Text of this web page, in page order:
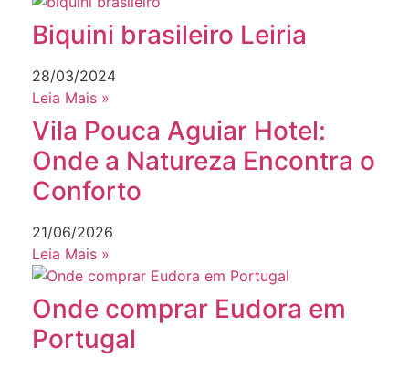
Biquini brasileiro Leiria
28/03/2024
Leia Mais »
Vila Pouca Aguiar Hotel:
Onde a Natureza Encontra o
Conforto
21/06/2026
Leia Mais »
Onde comprar Eudora em
Portugal